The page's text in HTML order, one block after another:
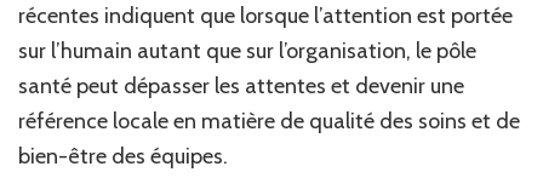
récentes indiquent que lorsque l’attention est portée
sur l’humain autant que sur l’organisation, le pôle
santé peut dépasser les attentes et devenir une
référence locale en matière de qualité des soins et de
bien-être des équipes.